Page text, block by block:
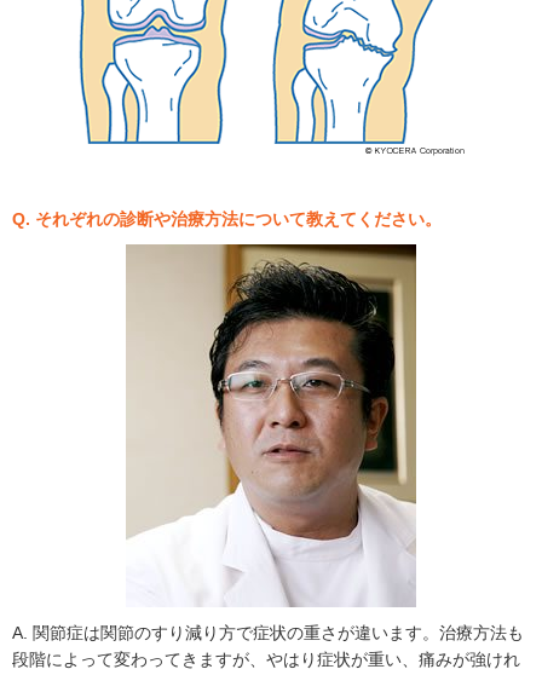
Q. それぞれの診断や治療方法について教えてください。
A. 関節症は関節のすり減り方で症状の重さが違います。治療方法も
段階によって変わってきますが、やはり症状が重い、痛みが強けれ